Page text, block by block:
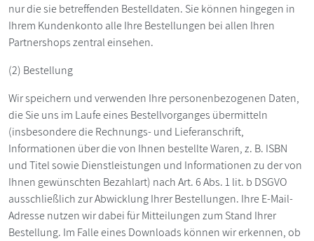
nur die sie betreffenden Bestelldaten. Sie können hingegen in
Ihrem Kundenkonto alle Ihre Bestellungen bei allen Ihren
Partnershops zentral einsehen.
(2) Bestellung
Wir speichern und verwenden Ihre personenbezogenen Daten,
die Sie uns im Laufe eines Bestellvorganges übermitteln
(insbesondere die Rechnungs- und Lieferanschrift,
Informationen über die von Ihnen bestellte Waren, z. B. ISBN
und Titel sowie Dienstleistungen und Informationen zu der von
Ihnen gewünschten Bezahlart) nach Art. 6 Abs. 1 lit. b DSGVO
ausschließlich zur Abwicklung Ihrer Bestellungen. Ihre E-Mail-
Adresse nutzen wir dabei für Mitteilungen zum Stand Ihrer
Bestellung. Im Falle eines Downloads können wir erkennen, ob